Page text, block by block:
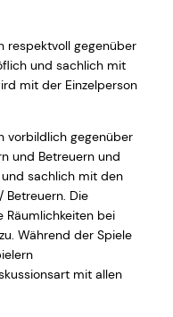
respektvoll gegenüber
und sachlich mit
mit der Einzelperson
vorbildlich gegenüber
und Betreuern und
sachlich mit den
Betreuern. Die
Räumlichkeiten bei
Während der Spiele
mit allen